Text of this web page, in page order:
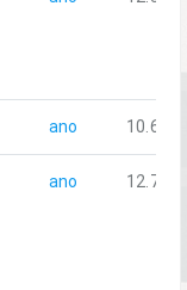
ano 10.66
ano 12.75